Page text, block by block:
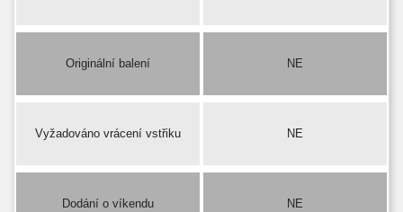
Originální balení NE
Vyžadováno vrácení vstřiku NE
Dodání o víkendu NE